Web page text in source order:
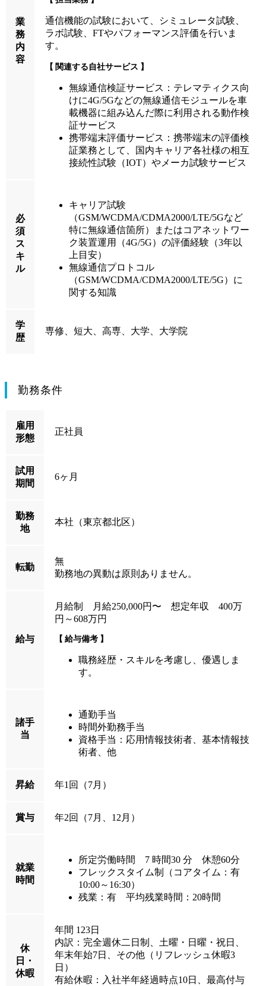
業
務
内
容
通信機能の試験において、シミュレータ試験、
ラボ試験、FTやパフォーマンス評価を行いま
す。
関連する自社サービス
無線通信検証サービス：テレマティクス向
けに4G/5Gなどの無線通信モジュールを車
載機器に組み込んだ際に利用される動作検
証サービス
携帯端末評価サービス：携帯端末の評価検
証業務として、国内キャリア各社様の相互
接続性試験（IOT）やメーカ試験サービス
必
須
ス
キ
ル
キャリア試験
（GSM/WCDMA/CDMA2000/LTE/5Gなど
特に無線通信箇所）またはコアネットワー
ク装置運用（4G/5G）の評価経験（3年以
上目安）
無線通信プロトコル
（GSM/WCDMA/CDMA2000/LTE/5G）に
関する知識
学
歴
専修、短大、高専、大学、大学院
勤務条件
雇用
形態
正社員
試用
期間
6ヶ月
勤務
地
本社（東京都北区）
転勤
無
勤務地の異動は原則ありません。
給与
月給制 月給250,000円〜 想定年収 400万
円～608万円
給与備考
職務経歴・スキルを考慮し、優遇しま
す。
諸手
当
通勤手当
時間外勤務手当
資格手当：応用情報技術者、基本情報技
術者、他
昇給 年1回（7月）
賞与 年2回（7月、12月）
就業
時間
所定労働時間 7 時間30 分 休憩60分
フレックスタイム制（コアタイム：有
10:00～16:30）
残業：有 平均残業時間：20時間
休
日・
休暇
年間 123日
内訳：完全週休二日制、土曜・日曜・祝日、
年末年始7日、その他（リフレッシュ休暇3
日）
有給休暇：入社半年経過時点10日、最高付与